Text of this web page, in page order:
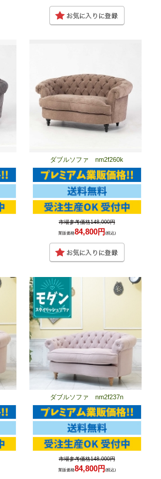
ダブルソファ nm2f260k
市場参考価格148,000円
業販価格84,800円 (税込)
ダブルソファ nm2f237n
市場参考価格148,000円
業販価格84,800円 (税込)